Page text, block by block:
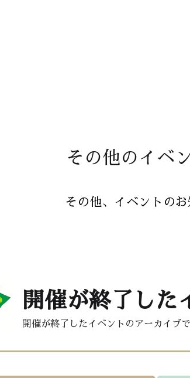
その他のイベ
その他、イベントの
開催が終了した
開催が終了したイベントのアーカイブ